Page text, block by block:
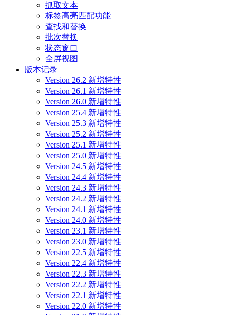
抓取文本
标签高亮匹配功能
查找和替换
批次替换
状态窗口
全屏视图
版本记录
Version 26.2 新增特性
Version 26.1 新增特性
Version 26.0 新增特性
Version 25.4 新增特性
Version 25.3 新增特性
Version 25.2 新增特性
Version 25.1 新增特性
Version 25.0 新增特性
Version 24.5 新增特性
Version 24.4 新增特性
Version 24.3 新增特性
Version 24.2 新增特性
Version 24.1 新增特性
Version 24.0 新增特性
Version 23.1 新增特性
Version 23.0 新增特性
Version 22.5 新增特性
Version 22.4 新增特性
Version 22.3 新增特性
Version 22.2 新增特性
Version 22.1 新增特性
Version 22.0 新增特性